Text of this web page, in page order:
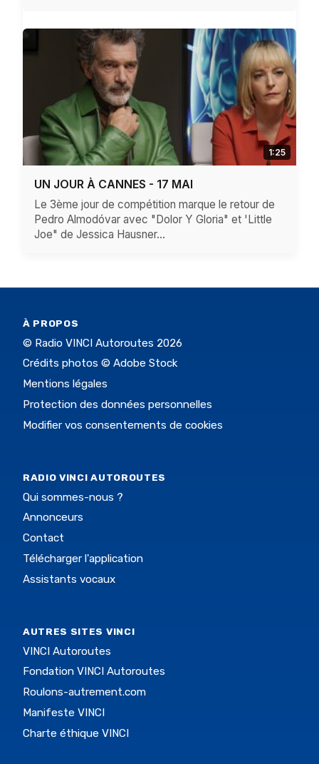
1:25
UN JOUR À CANNES - 17 MAI
Le 3ème jour de compétition marque le retour de
Pedro Almodóvar avec "Dolor Y Gloria" et 'Little
Joe" de Jessica Hausner...
À PROPOS
© Radio VINCI Autoroutes 2026
Crédits photos © Adobe Stock
Mentions légales
Protection des données personnelles
Modifier vos consentements de cookies
RADIO VINCI AUTOROUTES
Qui sommes-nous ?
Annonceurs
Contact
Télécharger l'application
Assistants vocaux
AUTRES SITES VINCI
VINCI Autoroutes
Fondation VINCI Autoroutes
Roulons-autrement.com
Manifeste VINCI
Charte éthique VINCI